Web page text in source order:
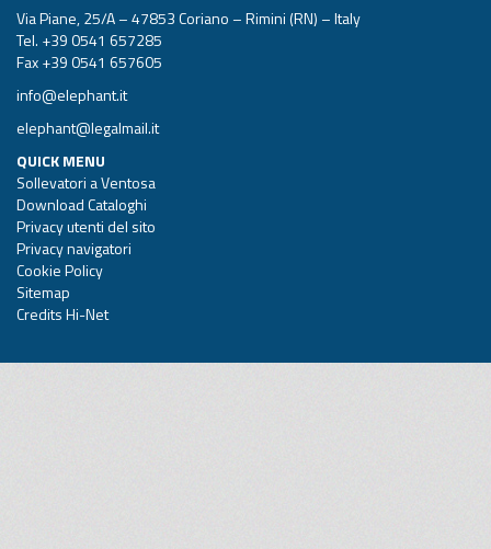
Via Piane, 25/A – 47853 Coriano – Rimini (RN) – Italy
Tel. +39 0541 657285
Fax +39 0541 657605
info@elephant.it
elephant@legalmail.it
QUICK MENU
Sollevatori a Ventosa
Download Cataloghi
Privacy utenti del sito
Privacy navigatori
Cookie Policy
Sitemap
Credits Hi-Net